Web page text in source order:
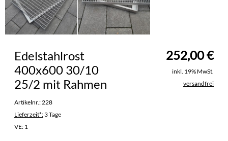
252,00€
Edelstahlrost
400x600 30/10
25/2 mit Rahmen
Artikelnr.: 228
Lieferzeit*:3 Tage
VE: 1
inkl. 19% MwSt.
versandfrei